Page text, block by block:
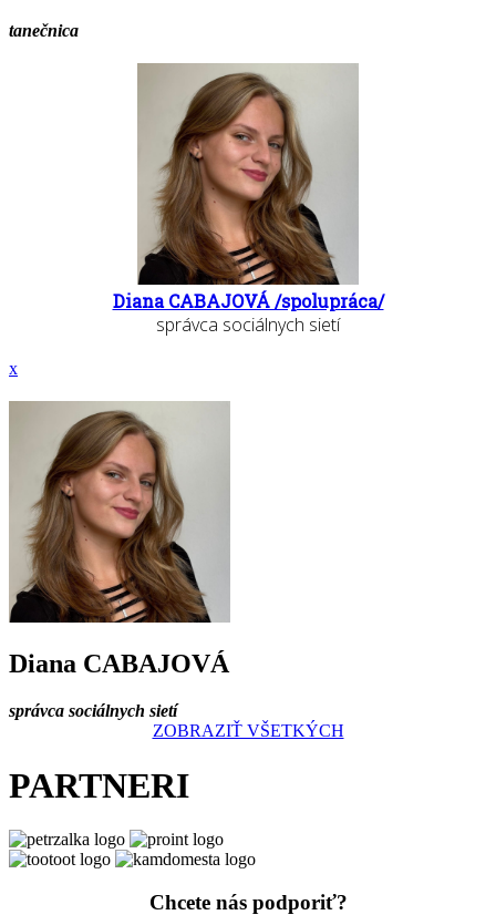
tanečnica
Diana CABAJOVÁ /spolupráca/
správca sociálnych sietí
x
Diana CABAJOVÁ
správca sociálnych sietí
ZOBRAZIŤ VŠETKÝCH
PARTNERI
Chcete nás podporiť?